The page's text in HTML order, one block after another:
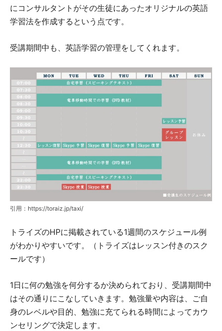
にコンサルタントがその生徒にあったオリジナルの英語
学習法を作成するという点です。
受講期間中も、英語学習の管理をしてくれます。
引用：https://toraiz.jp/taxi/
トライズのHPに掲載されている1週間のスケジュール例
がわかりやすいです。（トライズはレッスン付きのスク
ールです）
1日に何の勉強を何分するか決められており、受講期間中
はその通りにこなしていきます。勉強量や内容は、ご自
身のレベルや目的、勉強に充てられる時間によってカウ
ンセリングで決定します。